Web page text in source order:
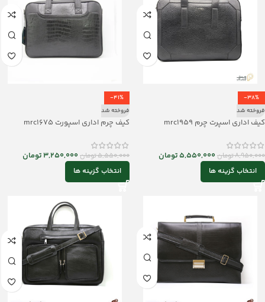
-38%
فروخته شد
کیف اداری اسپرت چرم mrc1959
8,950,000تومان5,550,000تومان
انتخاب گزینه ها
-41%
فروخته شد
کیف چرم اداری اسپورت mrc1675
5,550,000تومان3,250,000تومان
انتخاب گزینه ها